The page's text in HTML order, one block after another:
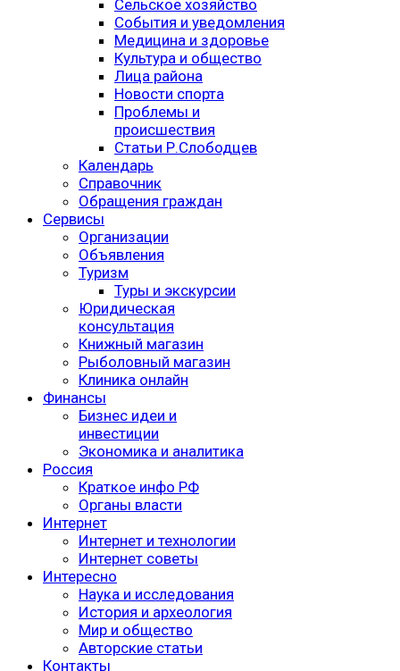
Сельское хозяйство
События и уведомления
Медицина и здоровье
Культура и общество
Лица района
Новости спорта
Проблемы и
происшествия
Статьи Р.Слободцев
Календарь
Справочник
Обращения граждан
Сервисы
Организации
Объявления
Туризм
Туры и экскурсии
Юридическая
консультация
Книжный магазин
Рыболовный магазин
Клиника онлайн
Финансы
Бизнес идеи и
инвестиции
Экономика и аналитика
Россия
Краткое инфо РФ
Органы власти
Интернет
Интернет и технологии
Интернет советы
Интересно
Наука и исследования
История и археология
Мир и общество
Авторские статьи
Контакты